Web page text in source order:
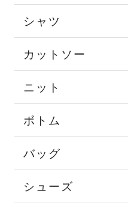
シャツ
カットソー
ニット
ボトム
バッグ
シューズ